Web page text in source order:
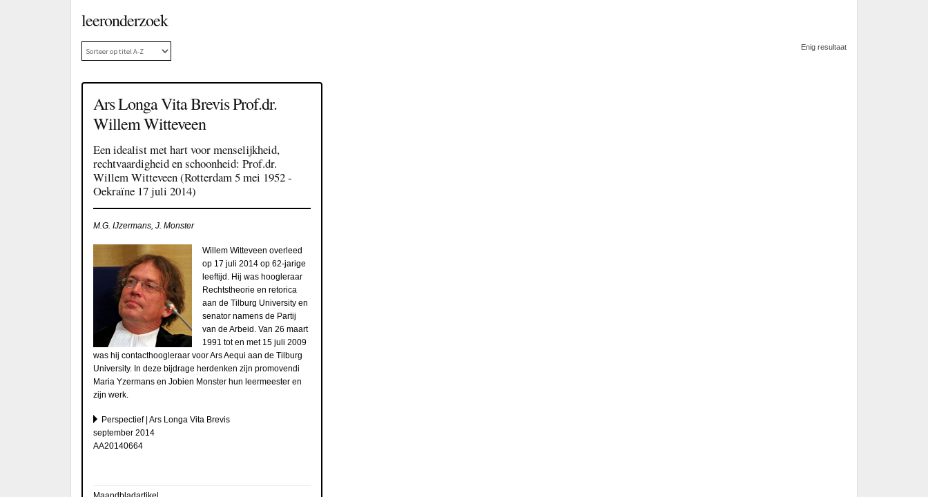
leeronderzoek
Enig resultaat
Ars Longa Vita Brevis Prof.dr.
Willem Witteveen
Een idealist met hart voor menselijkheid,
rechtvaardigheid en schoonheid: Prof.dr.
Willem Witteveen (Rotterdam 5 mei 1952 -
Oekraïne 17 juli 2014)
M.G. IJzermans, J. Monster
Willem Witteveen overleed
op 17 juli 2014 op 62-jarige
leeftijd. Hij was hoogleraar
Rechtstheorie en retorica
aan de Tilburg University en
senator namens de Partij
van de Arbeid. Van 26 maart
1991 tot en met 15 juli 2009
was hij contacthoogleraar voor Ars Aequi aan de Tilburg
University. In deze bijdrage herdenken zijn promovendi
Maria Yzermans en Jobien Monster hun leermeester en
zijn werk.
Perspectief | Ars Longa Vita Brevis
september 2014
AA20140664